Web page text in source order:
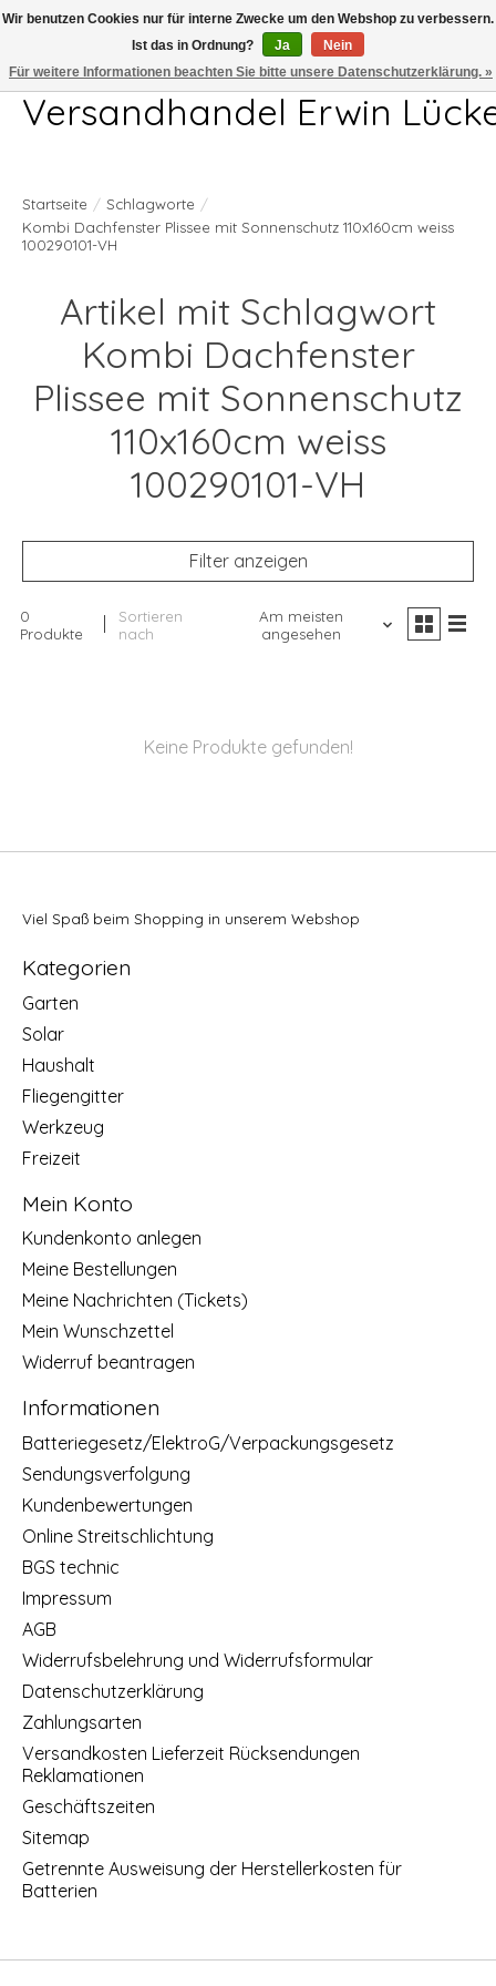
Telefon 04407 715872 MO-DO 7.00-17.00Uhr FR 7.00-13.00Uhr
Versandhandel Erwin
Startseite / Schlagworte /
Kombi Dachfenster Plissee mit Sonnenschutz 110x160cm weiss
100290101-VH
Artikel mit Schlagwort
Kombi Dachfenster
Plissee mit Sonnenschutz
110x160cm weiss
100290101-VH
Filter anzeigen
0
Produkte
Sortieren
nach
Am meisten
angesehen
Keine Produkte gefunden!
Viel Spaß beim Shopping in unserem Webshop
Kategorien
Garten
Solar
Haushalt
Fliegengitter
Werkzeug
Freizeit
Mein Konto
Kundenkonto anlegen
Meine Bestellungen
Meine Nachrichten (Tickets)
Mein Wunschzettel
Widerruf beantragen
Informationen
Batteriegesetz/ElektroG/Verpackungsgesetz
Sendungsverfolgung
Kundenbewertungen
Online Streitschlichtung
BGS technic
Impressum
AGB
Widerrufsbelehrung und Widerrufsformular
Datenschutzerklärung
Zahlungsarten
Versandkosten Lieferzeit Rücksendungen
Reklamationen
Geschäftszeiten
Sitemap
Getrennte Ausweisung der Herstellerkosten für
Batterien
Wir benutzen Cookies nur für interne Zwecke um den Webshop zu verbessern.
Ist das in Ordnung?
Ja
Nein
Für weitere Informationen beachten Sie bitte unsere Datenschutzerklärung. »